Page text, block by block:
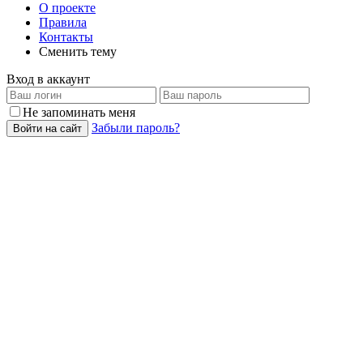
О проекте
Правила
Контакты
Сменить тему
Вход в аккаунт
Не запоминать меня
Войти на сайт Забыли пароль?